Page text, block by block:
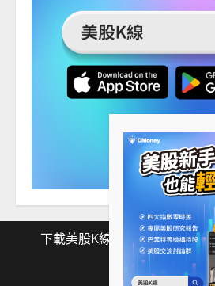
下載美股K線 Facebook
Facebook